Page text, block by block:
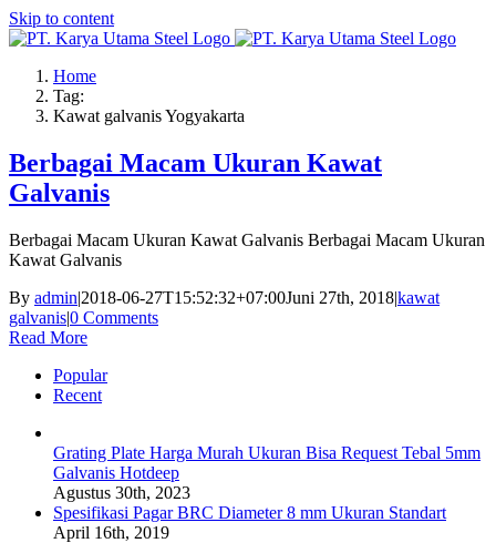
Skip to content
Home
Tag:
Kawat galvanis Yogyakarta
Berbagai Macam Ukuran Kawat
Galvanis
Berbagai Macam Ukuran Kawat Galvanis Berbagai Macam Ukuran
Kawat Galvanis
By admin|2018-06-27T15:52:32+07:00Juni 27th, 2018|kawat
galvanis|0 Comments
Read More
Popular
Recent
Grating Plate Harga Murah Ukuran Bisa Request Tebal 5mm
Galvanis Hotdeep
Agustus 30th, 2023
Spesifikasi Pagar BRC Diameter 8 mm Ukuran Standart
April 16th, 2019